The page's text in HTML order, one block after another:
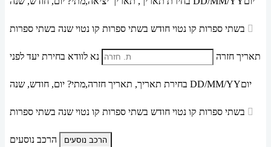
תאריך חזרה נא לוודא בחירת יעד לפני
בחירת תאריך, תאריך חזרה, DD/MM/YYיום
הרכב נוסעים